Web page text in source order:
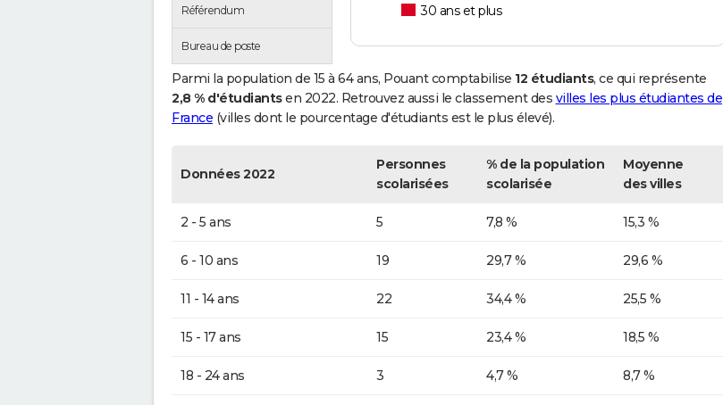
Référendum
Bureau de poste
30 ans et plus
Parmi la population de 15 à 64 ans, Pouant comptabilise 12 étudiants, ce qui représente
2,8 % d'étudiantsen 2022. Retrouvez aussi le classement des villes les plus étudiantes de
France (villes dont le pourcentage d'étudiants est le plus élevé).
Données 2022
Personnes
scolarisées
% de la population
scolarisée
Moyenne
des villes
2 - 5 ans 5 7,8 % 15,3 %
6 - 10 ans 19 29,7 % 29,6 %
11 - 14 ans 22 34,4 % 25,5 %
15 - 17 ans 15 23,4 % 18,5 %
18 - 24 ans 3 4,7 % 8,7 %